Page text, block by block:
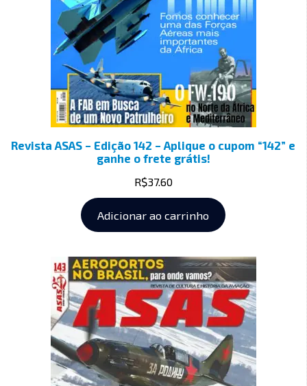
Revista ASAS – Edição 142 – Aplique o cupom “142” e
ganhe o frete grátis!
R$37.60
Adicionar ao carrinho